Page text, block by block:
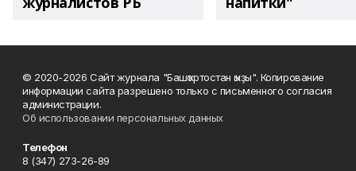
© 2020-2026 Сайт журнала "Башҡортостан ҡыҙы". Копирование
информации сайта разрешено только с письменного согласия
администрации.
Об использовании персональных данных
Телефон
8 (347) 273-26-89